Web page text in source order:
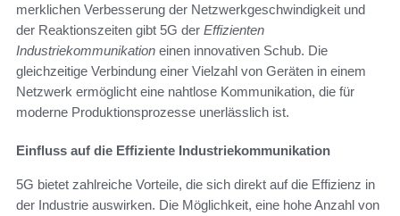
merklichen Verbesserung der Netzwerkgeschwindigkeit und
der Reaktionszeiten gibt 5G der Effizienten
Industriekommunikation einen innovativen Schub. Die
gleichzeitige Verbindung einer Vielzahl von Geräten in einem
Netzwerk ermöglicht eine nahtlose Kommunikation, die für
moderne Produktionsprozesse unerlässlich ist.
Einfluss auf die Effiziente Industriekommunikation
5G bietet zahlreiche Vorteile, die sich direkt auf die Effizienz in
der Industrie auswirken. Die Möglichkeit, eine hohe Anzahl von